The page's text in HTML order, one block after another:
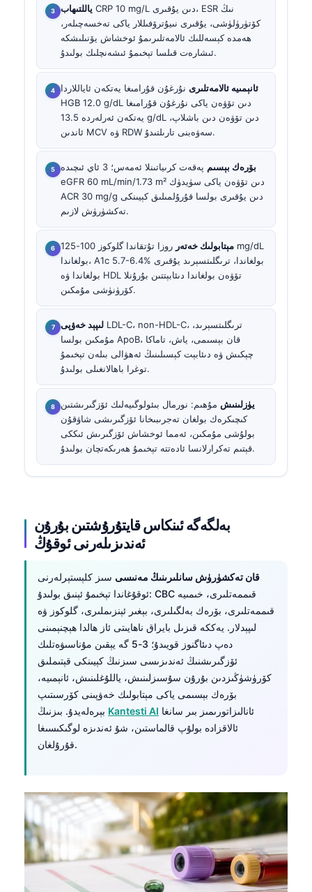
ياللتىھاب CRP 10 mg/L دىن يۇقىرى، ESR نىڭ
كۆتۈرۈلۈشى، يۇقىرى نىيۇترۆفىللار ياكى تەخسەچىلەر،
ھەمدە كېسەللىك ئالامەتلىرىمۇ ئوخشاش يۆنىلىشكە
ئىشارەت قىلسا تېخىمۇ ئىشەنچلىك بولىدۇ.
ئانېمىيە ئالامەتلىرى نۇرغۇن قۇرامىغا يەتكەن ئاياللاردا
HGB 12.0 g/dL دىن تۆۋەن ياكى نۇرغۇن قۇرامىغا
يەتكەن ئەرلەردە 13.5 g/dL دىن تۆۋەن دىن باشلاپ،
ئاندىن MCV ۋە RDW سەۋەبنى تارىلتىدۇ.
بۆرەك بېسىم
پەقەت كرىياتىنلا ئەمەس؛ 3 ئاي ئىچىدە
eGFR 60 mL/min/1.73 m² دىن تۆۋەن ياكى سۈيدۈك
ACR 30 mg/g دىن يۇقىرى بولسا قۇرۇلمىلىق كېيىنكى
تەكشۈرۈش لازىم.
مېتابولىك خەتەر
روزا تۇتقاندا گلوكوز 100-125 mg/dL
بولغاندا، A1c 5.7-6.4% بولغاندا، ترىگلىتسېرىد يۇقىرى
بولغاندا ۋە HDL تۆۋەن بولغاندا دىئابېتتىن بۇرۇنلا
كۆرۈنۈشى مۇمكىن.
لىپېد خەۋپى LDL-C، non-HDL-C، ترىگلىتسېرىد،
مۇمكىن بولسا ApoB، قان بېسىمى، ياش، تاماكا
چېكىش ۋە دىئابېت كېسىلىنىڭ ئەھۋالى بىلەن تېخىمۇ
توغرا باھالانغىلى بولىدۇ.
يۈزلىنىش مۇھىم: نورمال بىئولوگىيەلىك ئۆزگىرىشتىن
كىچىكرەك بولغان تەجرىبىخانا ئۆزگىرىشى شاۋقۇن
بولۇشى مۇمكىن، ئەمما ئوخشاش ئۆزگىرىش ئىككى
قېتىم تەكرارلانسا ئادەتتە تېخىمۇ ھەرىكەتچان بولىدۇ.
بەلگەگە ئىنكاس قايتۇرۇشتىن بۇرۇن
ئەندىزىلەرنى ئوقۇڭ
قان تەكشۈرۈش سانلىرىنىڭ مەنىسى سىز كلېستېرلەرنى
ئوقۇغاندا تېخىمۇ ئېنىق بولىدۇ: CBC قىممەتلىرى، خىمىيە
قىممەتلىرى، بۆرەك بەلگىلىرى، بېغىر ئېنزىملىرى، گلوكوز ۋە
لىپېدلار. يەككە قىزىل بايراق ناھايىتى ئاز ھالدا ھېچنېمىنى
دەپ دىئاگنوز قويىدۇ؛ 3-5 گە يېقىن مۇناسىۋەتلىك
ئۆزگىرىشنىڭ ئەندىزىسى سىزنىڭ كېيىنكى قېتىملىق
كۆرۈشۈڭىزدىن بۇرۇن سۇسىزلىنىش، ياللۇغلىنىش، ئانېمىيە،
بۆرەك بېسىمى ياكى مېتابولىك خەۋپىنى كۆرسىتىپ
Kantesti AI
ئالاقزادە بولۇپ قالماستىن، شۇ ئەندىزە لوگىكىسىغا
قۇرۇلغان.